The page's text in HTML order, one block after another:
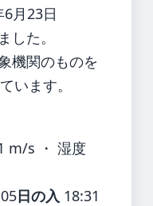
月23日
した。
機関のものを
います。
m/s ・ 湿度
日の入 18:31